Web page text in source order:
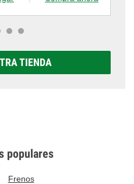
TIENDA
populares
Frenos